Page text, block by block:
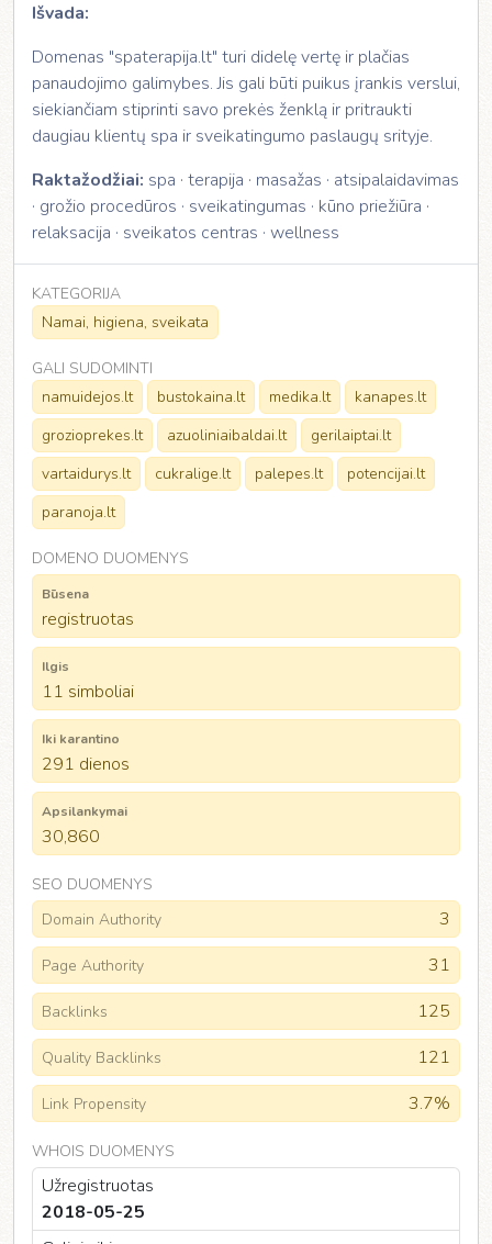
Išvada:
Domenas "spaterapija.lt" turi didelę vertę ir plačias
panaudojimo galimybes. Jis gali būti puikus įrankis verslui,
siekiančiam stiprinti savo prekės ženklą ir pritraukti
daugiau klientų spa ir sveikatingumo paslaugų srityje.
Raktažodžiai: spa · terapija · masažas · atsipalaidavimas
· grožio procedūros · sveikatingumas · kūno priežiūra ·
relaksacija · sveikatos centras · wellness
KATEGORIJA
Namai, higiena, sveikata
GALI SUDOMINTI
namuidejos.lt
bustokaina.lt medika.lt
kanapes.lt
grozioprekes.lt
azuoliniaibaldai.lt
gerilaiptai.lt
vartaidurys.lt
cukralige.lt palepes.lt
potencijai.lt
paranoja.lt
DOMENO DUOMENYS
Būsena
registruotas
Ilgis
11 simboliai
Iki karantino
291 dienos
Apsilankymai
30,860
SEO DUOMENYS
Domain Authority
3
Page Authority 31
Backlinks 125
Quality Backlinks 121
Link Propensity 3.7%
WHOIS DUOMENYS
Užregistruotas
2018-05-25